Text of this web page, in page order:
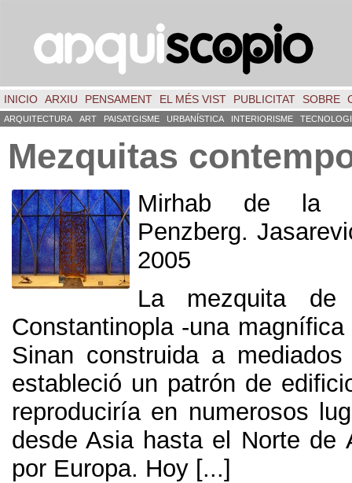
INICIO ARXIU PENSAMENT EL MÉS VIST PUBLICITAT SOBRE
ARQUITECTURA ART PAISATGISME URBANÍSTICA INTERIORISME
Mezquitas
Mirhab de la
Penzberg.
2005
La mezquita de
Constantinopla -una
Sinan construida a
estableció un patrón de
reproduciría en numerosos
desde Asia hasta el Norte de
por Europa. Hoy [...]